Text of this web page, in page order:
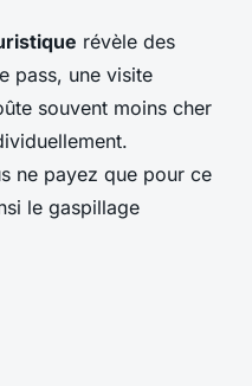
révèle des
pass, une visite
souvent moins cher
ne payez que pour ce
le gaspillage